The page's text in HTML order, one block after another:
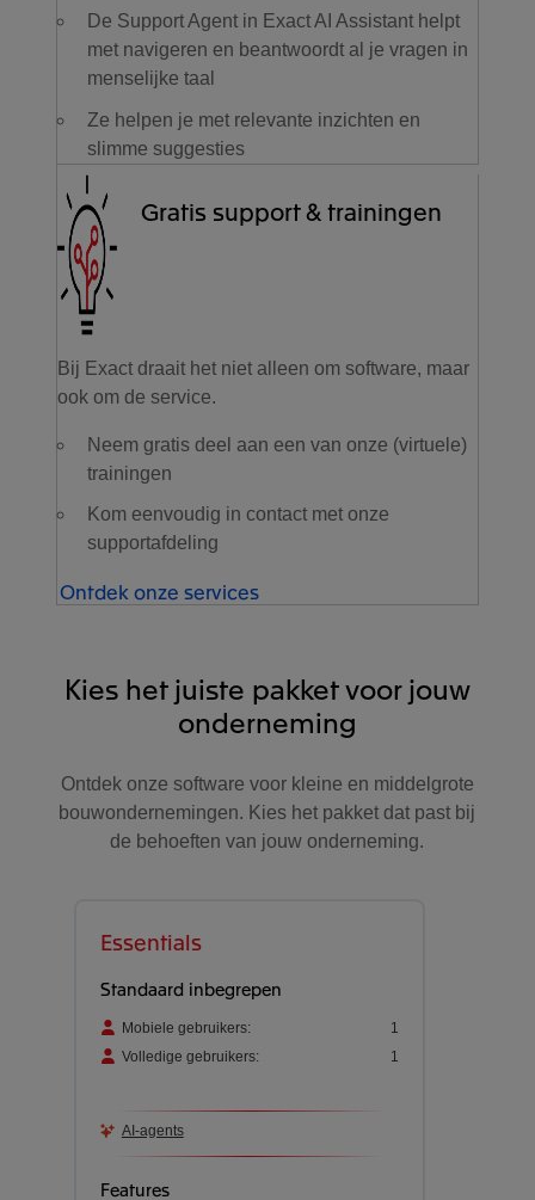
De Support Agent in Exact AI Assistant helpt
met navigeren en beantwoordt al je vragen in
menselijke taal
Ze helpen je met relevante inzichten en
slimme suggesties
Gratis support & trainingen
Bij Exact draait het niet alleen om software, maar
ook om de service.
Neem gratis deel aan een van onze (virtuele)
trainingen
Kom eenvoudig in contact met onze
supportafdeling
Ontdek onze services
Kies het juiste pakket voor jouw
onderneming
Ontdek onze software voor kleine en middelgrote
bouwondernemingen. Kies het pakket dat past bij
de behoeften van jouw onderneming.
Essentials
Standaard inbegrepen
Mobiele gebruikers:
1
Volledige gebruikers:
1
AI-agents
Features